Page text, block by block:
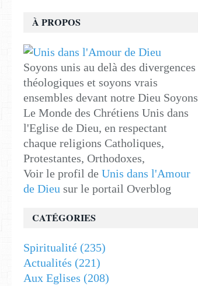
À PROPOS
Soyons unis au delà des divergences
théologiques et soyons vrais
ensembles devant notre Dieu Soyons
Le Monde des Chrétiens Unis dans
l'Eglise de Dieu, en respectant
chaque religions Catholiques,
Protestantes, Orthodoxes,
Voir le profil de Unis dans l'Amour
de Dieu sur le portail Overblog
CATÉGORIES
Spiritualité (235)
Actualités (221)
Aux Eglises (208)